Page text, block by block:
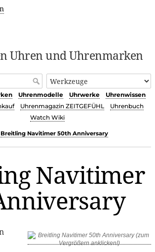
Uhren und Uhrenmarken
Uhrenmodelle Uhrwerke
Uhrenwissen
Uhrenmagazin ZEITGEFÜHL
Uhrenbuch
Watch Wiki
Breitling Navitimer 50th Anniversary
Navitimer